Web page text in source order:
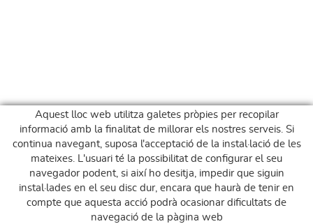
Aquest lloc web utilitza galetes pròpies per recopilar
informació amb la finalitat de millorar els nostres serveis. Si
continua navegant, suposa l'acceptació de la instal·lació de les
mateixes. L'usuari té la possibilitat de configurar el seu
navegador podent, si així ho desitja, impedir que siguin
instal·lades en el seu disc dur, encara que haurà de tenir en
compte que aquesta acció podrà ocasionar dificultats de
navegació de la pàgina web